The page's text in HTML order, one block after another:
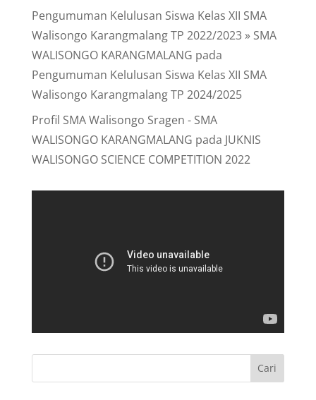
Pengumuman Kelulusan Siswa Kelas XII SMA
Walisongo Karangmalang TP 2022/2023 » SMA
WALISONGO KARANGMALANG pada
Pengumuman Kelulusan Siswa Kelas XII SMA
Walisongo Karangmalang TP 2024/2025
Profil SMA Walisongo Sragen - SMA
WALISONGO KARANGMALANG pada JUKNIS
WALISONGO SCIENCE COMPETITION 2022